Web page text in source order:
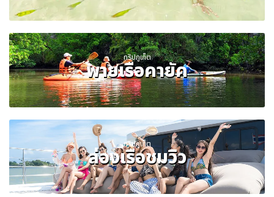
ทริปภูเก็ต
พายเรือคายัค
ทริปภูเก็ต
ล่องเรือชมวิว